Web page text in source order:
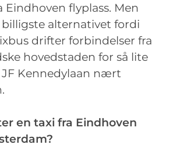
flyplass. Men
alternativet fordi
drifter forbindelser fra
hovedstaden for så lite
JF Kennedylaan nært
en taxi fra Eindhoven